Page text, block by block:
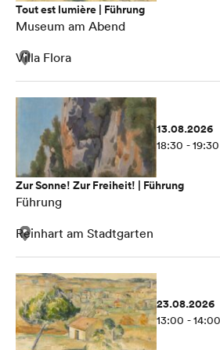
Tout est lumière | Führung
Museum am Abend
Villa Flora
13.08.2026
18:30 - 19:30
Zur Sonne! Zur Freiheit! | Führung
Führung
Reinhart am Stadtgarten
23.08.2026
13:00 - 14:00